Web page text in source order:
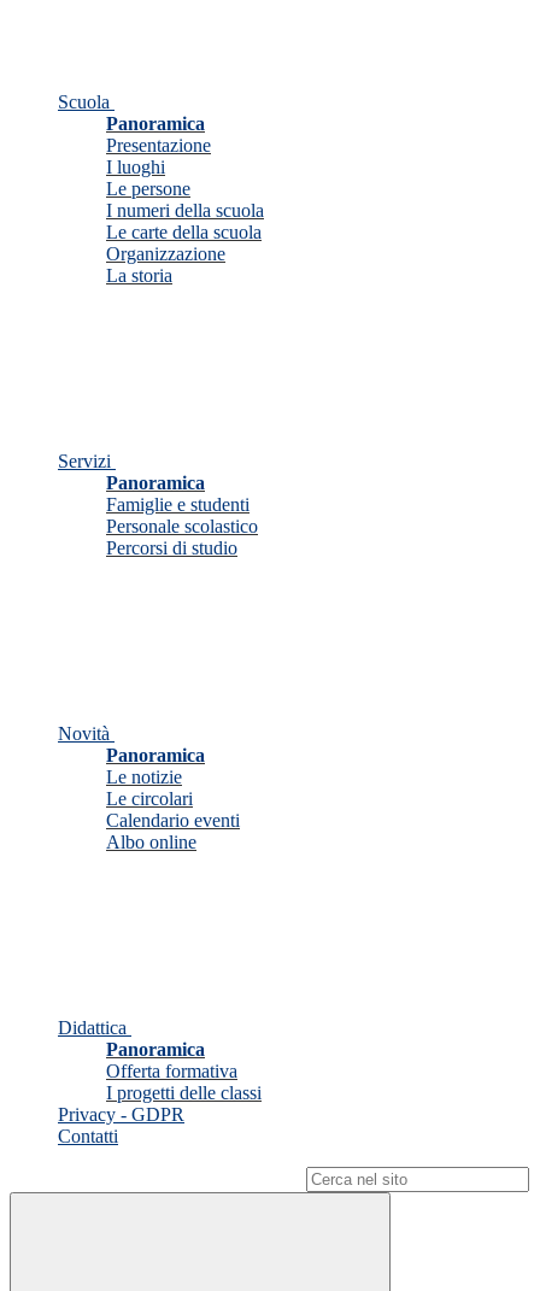
Scuola
Panoramica
Presentazione
I luoghi
Le persone
I numeri della scuola
Le carte della scuola
Organizzazione
La storia
Servizi
Panoramica
Famiglie e studenti
Personale scolastico
Percorsi di studio
Novità
Panoramica
Le notizie
Le circolari
Calendario eventi
Albo online
Didattica
Panoramica
Offerta formativa
I progetti delle classi
Privacy - GDPR
Contatti